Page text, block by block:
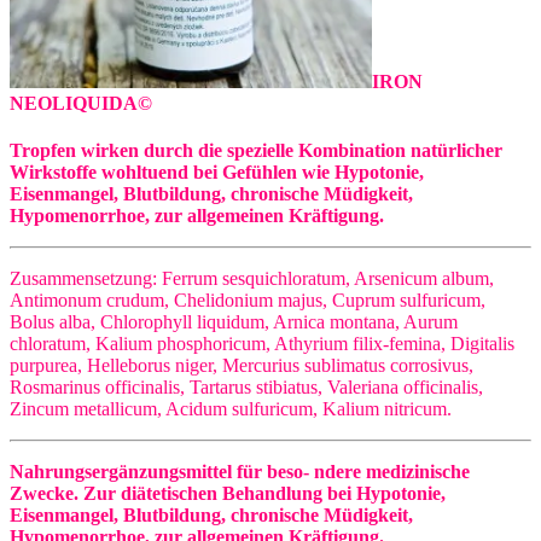
IRON
NEOLIQUIDA©
Tropfen wirken durch die spezielle Kombination natürlicher
Wirkstoffe wohltuend bei Gefühlen wie Hypotonie,
Eisenmangel, Blutbildung, chronische Müdigkeit,
Hypomenorrhoe, zur allgemeinen Kräftigung.
Zusammensetzung: Ferrum sesquichloratum, Arsenicum album,
Antimonum crudum, Chelidonium majus, Cuprum sulfuricum,
Bolus alba, Chlorophyll liquidum, Arnica montana, Aurum
chloratum, Kalium phosphoricum, Athyrium filix-femina, Digitalis
purpurea, Helleborus niger, Mercurius sublimatus corrosivus,
Rosmarinus officinalis, Tartarus stibiatus, Valeriana officinalis,
Zincum metallicum, Acidum sulfuricum, Kalium nitricum.
Nahrungsergänzungsmittel für beso- ndere medizinische
Zwecke. Zur diätetischen Behandlung bei Hypotonie,
Eisenmangel, Blutbildung, chronische Müdigkeit,
Hypomenorrhoe, zur allgemeinen Kräftigung.